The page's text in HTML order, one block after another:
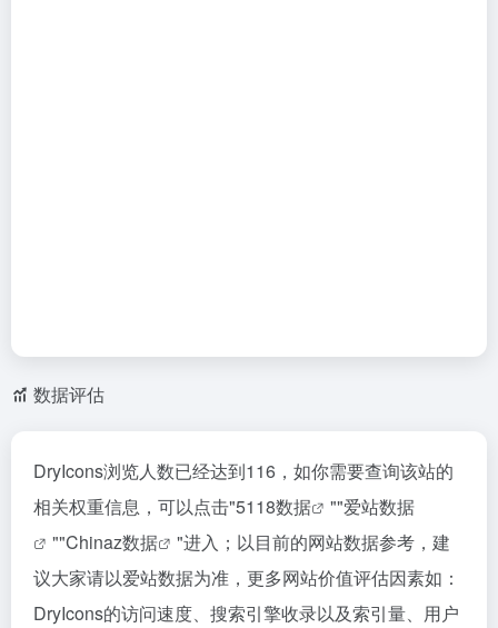
数据评估
DryIcons浏览人数已经达到116，如你需要查询该站的
相关权重信息，可以点击"5118数据 ""爱站数据
""Chinaz数据
"进入；以目前的网站数据参考，建
议大家请以爱站数据为准，更多网站价值评估因素如：
DryIcons的访问速度、搜索引擎收录以及索引量、用户